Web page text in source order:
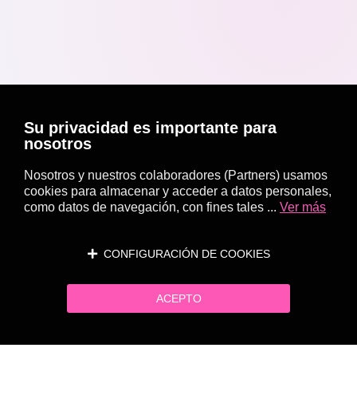
Su privacidad es importante para
nosotros
Nosotros y nuestros colaboradores (Partners) usamos
cookies para almacenar y acceder a datos personales,
como datos de navegación, con fines tales ... Ver más
CONFIGURACIÓN DE COOKIES
ACEPTO